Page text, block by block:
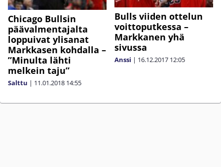
Chicago Bullsin
päävalmentajalta
loppuivat ylisanat
Markkasen kohdalla –
”Minulta lähti
melkein taju”
Salttu | 11.01.2018 14:55
Bulls viiden ottelun
voittoputkessa –
Markkanen yhä
sivussa
Anssi | 16.12.2017 12:05